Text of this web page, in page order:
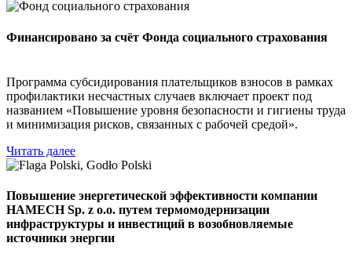
Финансировано за счёт Фонда социального страхования
Программа субсидирования плательщиков взносов в рамках
профилактики несчастных случаев включает проект под
названием «Повышение уровня безопасности и гигиены труда
и минимизация рисков, связанных с рабочей средой».
Читать далее
Повышение энергетической эффективности компании
HAMECH Sp. z o.o. путем термомодернизации
инфраструктуры и инвестиций в возобновляемые
источники энергии